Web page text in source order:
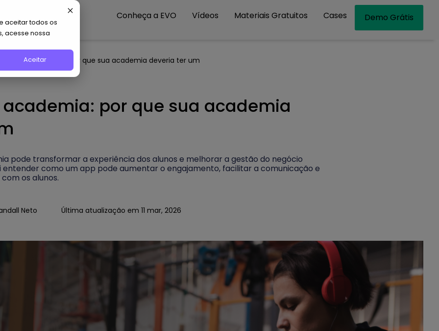
aceitar todos os
acesse nossa
Aceitar
Conheça a EVO Vídeos Materiais Gratuitos Cases Demo Grátis
de academia: por que sua academia deveria ter um
por que sua academia
pode transformar a experiência dos alunos e melhorar a gestão do negócio
entender como um app pode aumentar o engajamento, facilitar a comunicação e
os alunos.
Neto Última atualização em 11 mar, 2026